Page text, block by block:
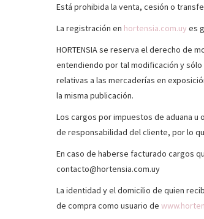
Está prohibida la venta, cesión o
La registración en hortensia.com.uy es
HORTENSIA se reserva el derecho de
entendiendo por tal modificación y
relativas a las mercaderías en
la misma publicación.
Los cargos por impuestos de aduana
de responsabilidad del cliente, por lo
En caso de haberse facturado cargos
contacto@hortensia.com.uy
La identidad y el domicilio de quien
de compra como usuario de